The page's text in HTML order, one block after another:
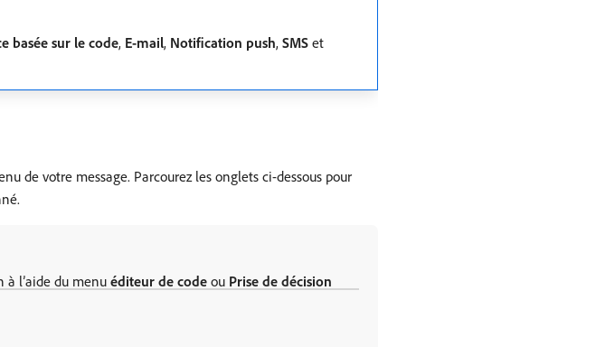
basée sur le code, E-mail, Notification push, SMS et
de votre message. Parcourez les onglets ci-dessous pour
à l’aide du menu éditeur de code ou Prise de décision